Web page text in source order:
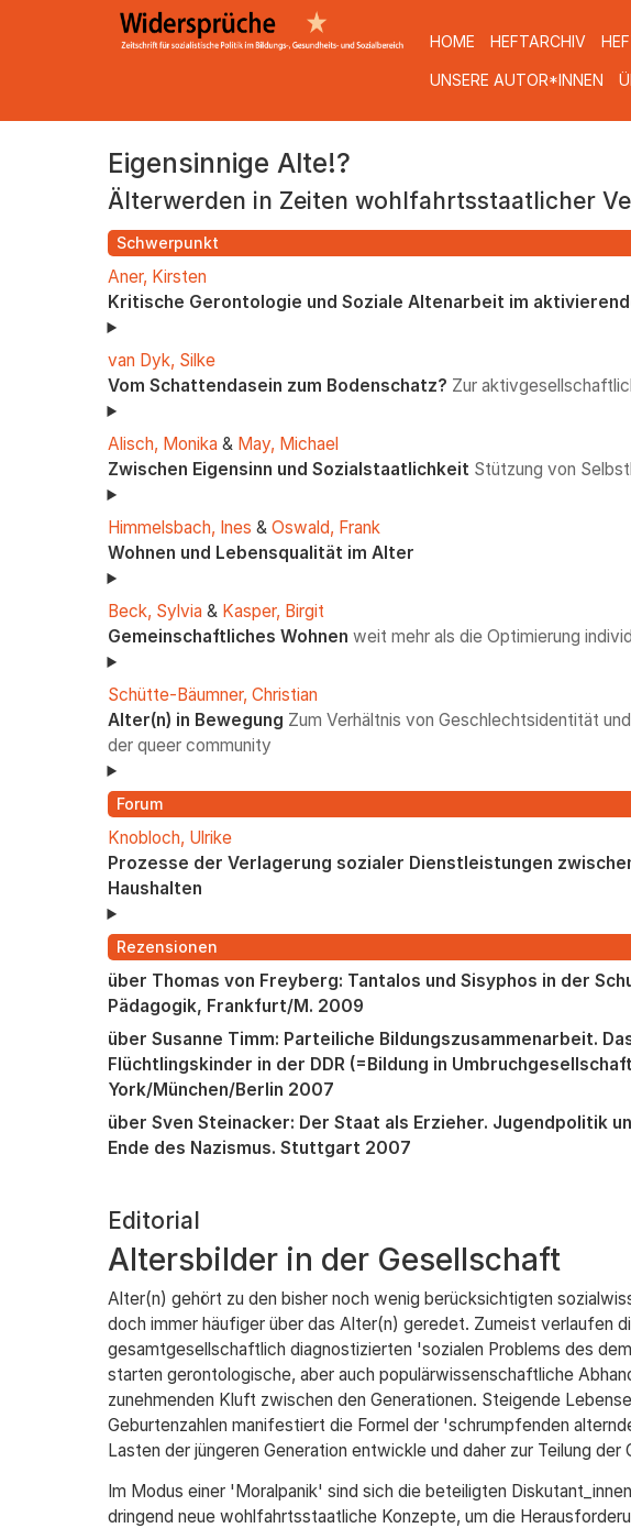
HOME HEFTARCHIV
UNSERE AUTOR*INNEN
Eigensinnige Alte!?
Älterwerden in Zeiten wohlfahrtsstaatlicher
Schwerpunkt
Aner, Kirsten
Kritische Gerontologie und Soziale Altenarbeit im
van Dyk, Silke
Vom Schattendasein zum Bodenschatz? Zur
Alisch, Monika & May, Michael
Zwischen Eigensinn und Sozialstaatlichkeit Stützung von
Himmelsbach, Ines & Oswald, Frank
Wohnen und Lebensqualität im Alter
Beck, Sylvia & Kasper, Birgit
Gemeinschaftliches Wohnen weit mehr als die Optimierung
Schütte-Bäumner, Christian
Alter(n) in Bewegung Zum Verhältnis von Geschlechtsidentität
der queer community
Forum
Knobloch, Ulrike
Prozesse der Verlagerung sozialer Dienstleistungen
Haushalten
Rezensionen
über Thomas von Freyberg: Tantalos und Sisyphos in der
Pädagogik, Frankfurt/M. 2009
über Susanne Timm: Parteiliche Bildungszusammenarbeit.
Flüchtlingskinder in der DDR (=Bildung in
York/München/Berlin 2007
über Sven Steinacker: Der Staat als Erzieher. Jugendpolitik
Ende des Nazismus. Stuttgart 2007
Editorial
Altersbilder in der Gesellschaft
Alter(n) gehört zu den bisher noch wenig berücksichtigten
doch immer häufiger über das Alter(n) geredet. Zumeist verlaufen
gesamtgesellschaftlich diagnostizierten 'sozialen Problems des
starten gerontologische, aber auch populärwissenschaftliche
zunehmenden Kluft zwischen den Generationen. Steigende
Geburtenzahlen manifestiert die Formel der 'schrumpfenden
Lasten der jüngeren Generation entwickle und daher zur Teilung der
Im Modus einer 'Moralpanik' sind sich die beteiligten
dringend neue wohlfahrts­staatliche Konzepte, um die